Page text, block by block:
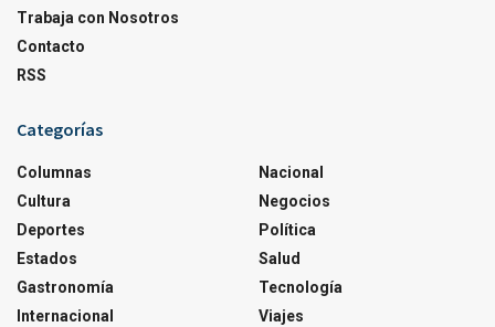
Trabaja con Nosotros
Contacto
RSS
Categorías
Columnas
Cultura
Deportes
Estados
Gastronomía
Internacional
Nacional
Negocios
Política
Salud
Tecnología
Viajes